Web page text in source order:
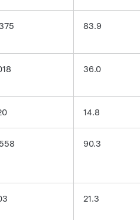
83.9
36.0
14.8
90.3
21.3